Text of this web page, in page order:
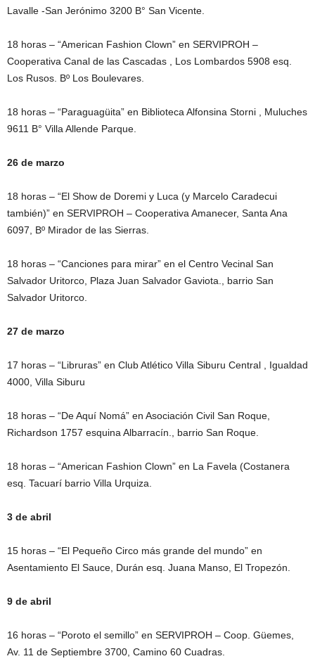
Lavalle -San Jerónimo 3200 B° San Vicente.
18 horas – “American Fashion Clown” en SERVIPROH –
Cooperativa Canal de las Cascadas , Los Lombardos 5908 esq.
Los Rusos. Bº Los Boulevares.
18 horas – “Paraguagüita” en Biblioteca Alfonsina Storni , Muluches
9611 B° Villa Allende Parque.
26 de marzo
18 horas – “El Show de Doremi y Luca (y Marcelo Caradecui
también)” en SERVIPROH – Cooperativa Amanecer, Santa Ana
6097, Bº Mirador de las Sierras.
18 horas – “Canciones para mirar” en el Centro Vecinal San
Salvador Uritorco, Plaza Juan Salvador Gaviota., barrio San
Salvador Uritorco.
27 de marzo
17 horas – “Libruras” en Club Atlético Villa Siburu Central , Igualdad
4000, Villa Siburu
18 horas – “De Aquí Nomá” en Asociación Civil San Roque,
Richardson 1757 esquina Albarracín., barrio San Roque.
18 horas – “American Fashion Clown” en La Favela (Costanera
esq. Tacuarí barrio Villa Urquiza.
3 de abril
15 horas – “El Pequeño Circo más grande del mundo” en
Asentamiento El Sauce, Durán esq. Juana Manso, El Tropezón.
9 de abril
16 horas – “Poroto el semillo” en SERVIPROH – Coop. Güemes,
Av. 11 de Septiembre 3700, Camino 60 Cuadras.